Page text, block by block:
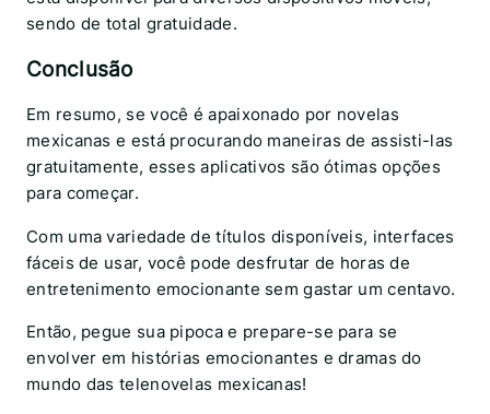
sendo de total gratuidade.
Conclusão
Em resumo, se você é apaixonado por novelas
mexicanas e está procurando maneiras de assisti-las
gratuitamente, esses aplicativos são ótimas opções
para começar.
Com uma variedade de títulos disponíveis, interfaces
fáceis de usar, você pode desfrutar de horas de
entretenimento emocionante sem gastar um centavo.
Então, pegue sua pipoca e prepare-se para se
envolver em histórias emocionantes e dramas do
mundo das telenovelas mexicanas!